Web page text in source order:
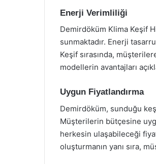
Enerji Verimliliği
Demirdöküm Klima Keşif
sunmaktadır. Enerji
Keşif sırasında,
modellerin avantajları
Uygun Fiyatlandırma
Demirdöküm, sunduğu
Müşterilerin bütçesine
herkesin ulaşabileceği
oluşturmanın yanı sıra,